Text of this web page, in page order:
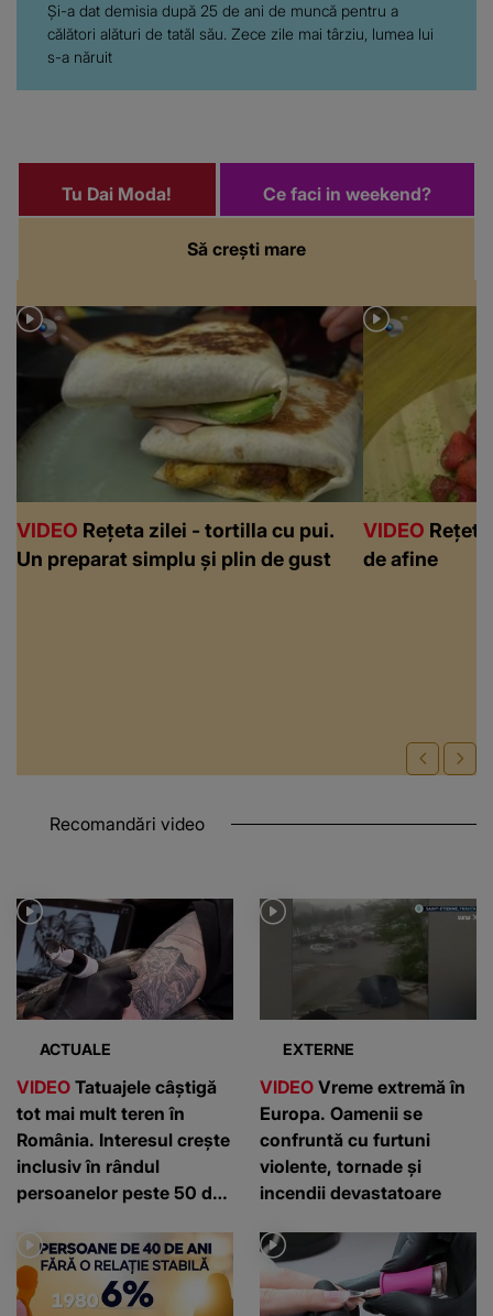
Și-a dat demisia după 25 de ani de muncă pentru a
călători alături de tatăl său. Zece zile mai târziu, lumea lui
s-a năruit
Să crești mare
Tu Dai Moda! Ce faci in weekend?
VIDEO Rețeta zilei - tortilla cu pui.
Un preparat simplu și plin de gust
VIDEO
de afine
Recomandări video
ACTUALE
VIDEO Tatuajele câștigă
tot mai mult teren în
România. Interesul crește
inclusiv în rândul
persoanelor peste 50 de
EXTERNE
VIDEO Vreme extremă în
Europa. Oamenii se
confruntă cu furtuni
violente, tornade și
incendii devastatoare